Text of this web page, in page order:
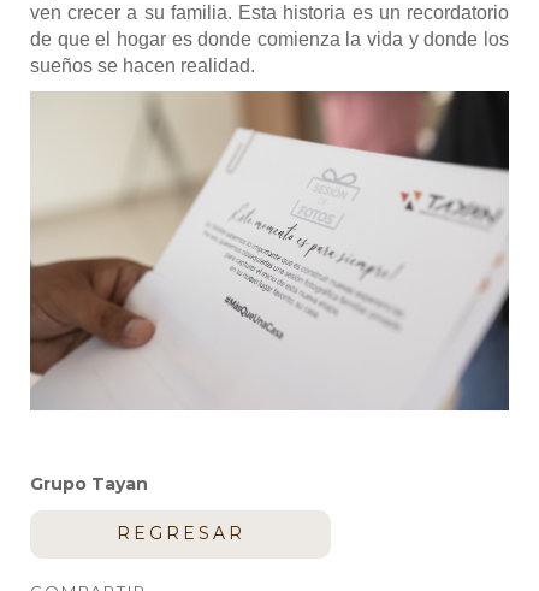
ven crecer a su familia. Esta historia es un recordatorio
de que el hogar es donde comienza la vida y donde los
sueños se hacen realidad.
Grupo Tayan
REGRESAR